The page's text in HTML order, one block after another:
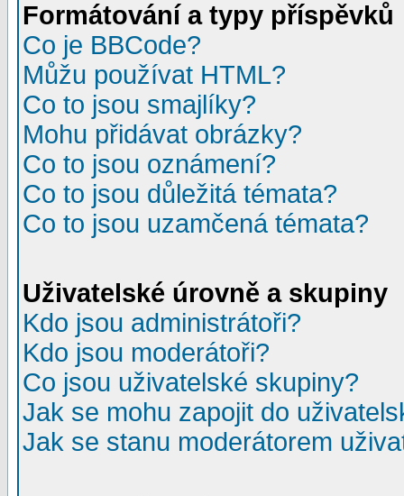
Formátování a typy příspěvků
Co je BBCode?
Můžu používat HTML?
Co to jsou smajlíky?
Mohu přidávat obrázky?
Co to jsou oznámení?
Co to jsou důležitá témata?
Co to jsou uzamčená témata?
Uživatelské úrovně a skupiny
Kdo jsou administrátoři?
Kdo jsou moderátoři?
Co jsou uživatelské skupiny?
Jak se mohu zapojit do
Jak se stanu moderátorem